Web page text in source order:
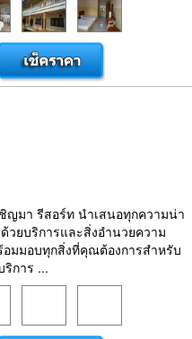
ญมา รีสอร์ท นำเสนอทุกความน่า
วยบริการและสิ่งอำนวยความ
มมอบทุกสิ่งที่คุณต้องการสำหรับ
การ ...